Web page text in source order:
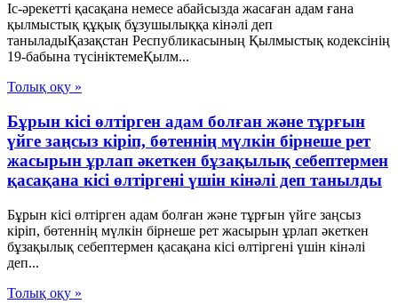
Іс-әрекетті қасақана немесе абайсызда жасаған адам ғана
қылмыстық құқық бұзушылыққа кінәлі деп
таныладыҚазақстан Республикасының Қылмыстық кодексінің
19-бабына түсініктемеҚылм...
Толық оқу »
Бұрын кісі өлтірген адам болған және тұрғын
үйге заңсыз кіріп, бөтеннің мүлкін бірнеше рет
жасырын ұрлап әкеткен бұзақылық себептермен
қасақана кісі өлтіргені үшін кінәлі деп танылды
Бұрын кісі өлтірген адам болған және тұрғын үйге заңсыз
кіріп, бөтеннің мүлкін бірнеше рет жасырын ұрлап әкеткен
бұзақылық себептермен қасақана кісі өлтіргені үшін кінәлі
деп...
Толық оқу »